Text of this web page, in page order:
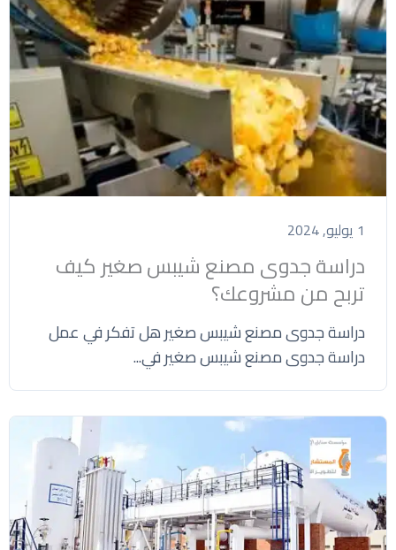
1 يوليو, 2024
دراسة جدوى مصنع شيبس صغير كيف
تربح من مشروعك؟
دراسة جدوى مصنع شيبس صغير هل تفكر في عمل
دراسة جدوى مصنع شيبس صغير في...